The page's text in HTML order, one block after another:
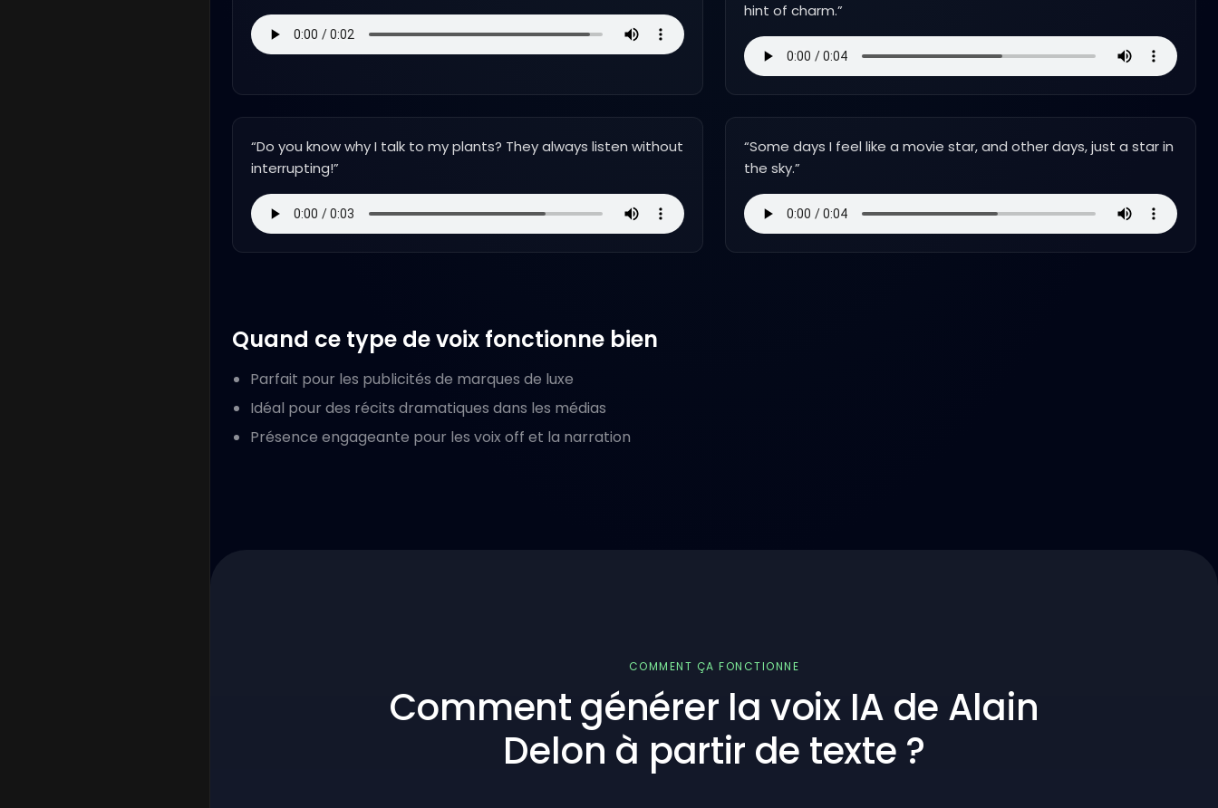
hint of charm.”
“Do you know why I talk to my plants? They always listen without
interrupting!”
“Some days I feel like a movie star, and other days, just a star in
the sky.”
Quand ce type de voix fonctionne bien
Parfait pour les publicités de marques de luxe
Idéal pour des récits dramatiques dans les médias
Présence engageante pour les voix off et la narration
COMMENT ÇA FONCTIONNE
Comment générer la voix IA de Alain
Delon à partir de texte ?